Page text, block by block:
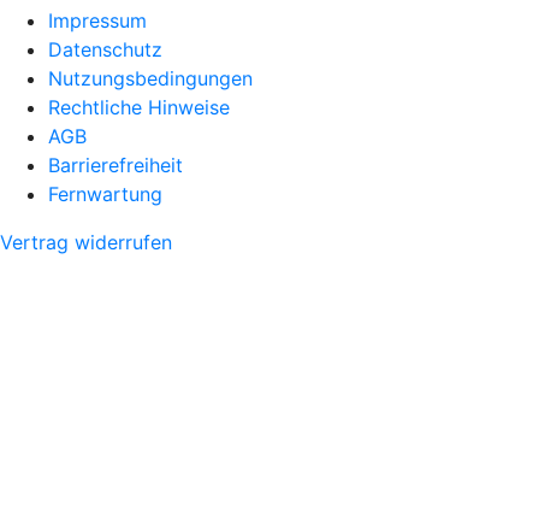
Impressum
Datenschutz
Nutzungsbedingungen
Rechtliche Hinweise
AGB
Barrierefreiheit
Fernwartung
Vertrag widerrufen